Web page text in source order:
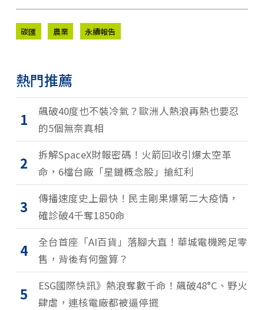
碳匯 農業 永續報告
熱門推薦
1
飆破40度也不裝冷氣？歐洲人熱浪再熱也要忍
的5個無奈真相
2
拆解SpaceX財報密碼！火箭回收引爆太空革
命，6檔台廠「星鏈概念股」搶紅利
3
傳播速度史上最快！民主剛果爆第二大疫情，
確診破4千奪1850命
4
全台首座「AI百貨」落腳大直！華城電機跨足零
售，背後有何盤算？
5
ESG國際快訊》熱浪奪數千命！飆破48°C、野火
肆虐，連核電廠都被逼停擺